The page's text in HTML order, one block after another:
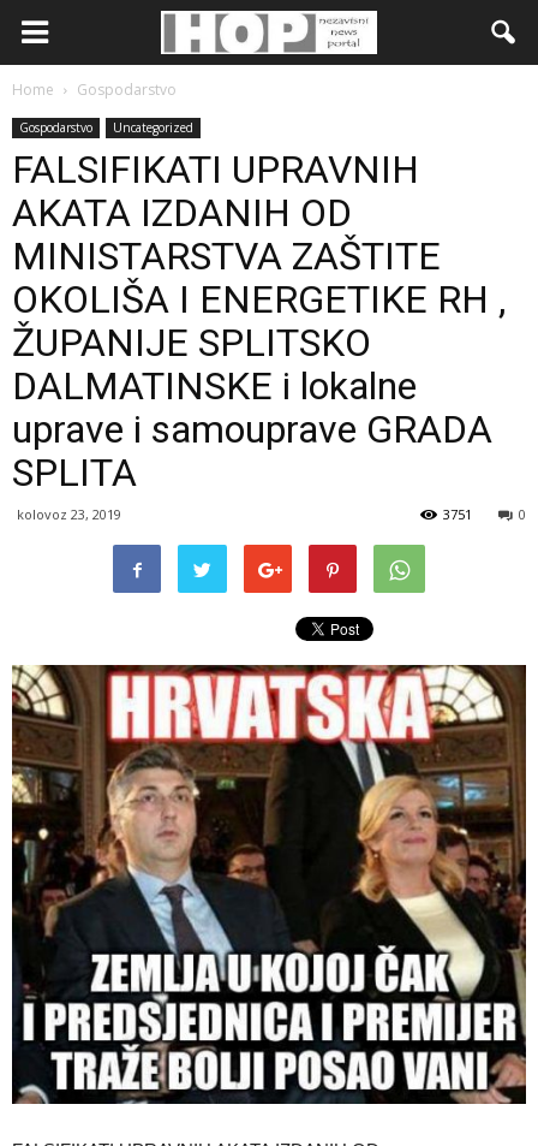
Home Gospodarstvo
Gospodarstvo Uncategorized
FALSIFIKATI UPRAVNIH
AKATA IZDANIH OD
MINISTARSTVA ZAŠTITE
OKOLIŠA I ENERGETIKE RH ,
ŽUPANIJE SPLITSKO
DALMATINSKE i lokalne
uprave i samouprave GRADA
SPLITA
kolovoz 23, 2019 0
3751